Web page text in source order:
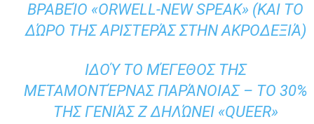
ΒΡΑΒΕΊΟ «ORWELL-NEW SPEAK» (ΚΑΙ ΤΟ
ΔΏΡΟ ΤΗΣ ΑΡΙΣΤΕΡΆΣ ΣΤΗΝ ΑΚΡΟΔΕΞΙΆ)
ΙΔΟΎ ΤΟ ΜΈΓΕΘΟΣ ΤΗΣ
ΜΕΤΑΜΟΝΤΈΡΝΑΣ ΠΑΡΆΝΟΙΑΣ – ΤΟ 30%
ΤΗΣ ΓΕΝΙΆΣ Ζ ΔΗΛΏΝΕΙ «QUEER»